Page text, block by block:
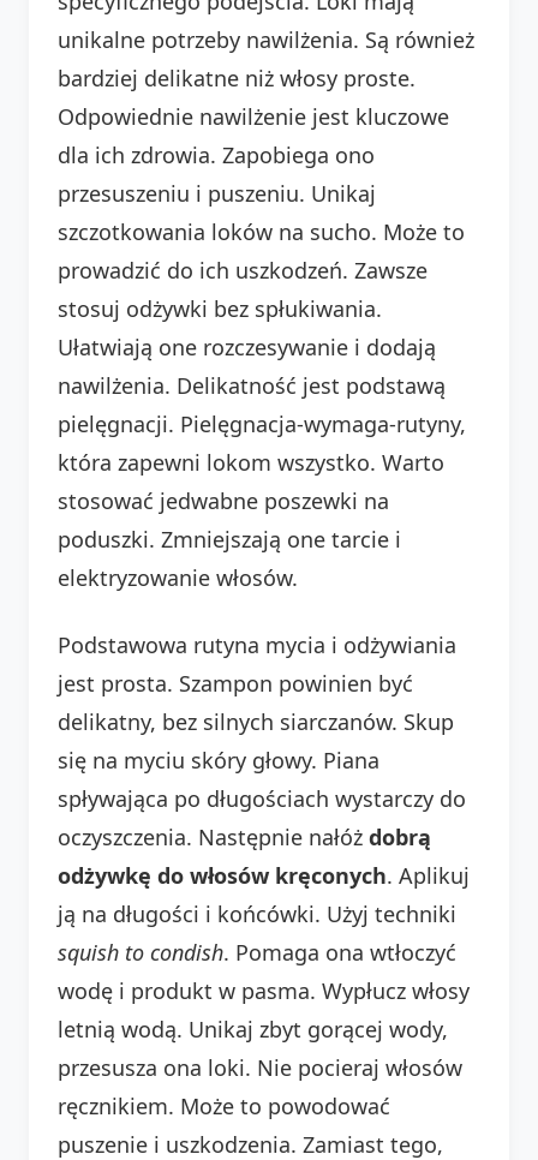
unikalne potrzeby nawilżenia. Są również
bardziej delikatne niż włosy proste.
Odpowiednie nawilżenie jest kluczowe
dla ich zdrowia. Zapobiega ono
przesuszeniu i puszeniu. Unikaj
szczotkowania loków na sucho. Może to
prowadzić do ich uszkodzeń. Zawsze
stosuj odżywki bez spłukiwania.
Ułatwiają one rozczesywanie i dodają
nawilżenia. Delikatność jest podstawą
pielęgnacji. Pielęgnacja-wymaga-rutyny,
która zapewni lokom wszystko. Warto
stosować jedwabne poszewki na
poduszki. Zmniejszają one tarcie i
elektryzowanie włosów.
Podstawowa rutyna mycia i odżywiania
jest prosta. Szampon powinien być
delikatny, bez silnych siarczanów. Skup
się na myciu skóry głowy. Piana
spływająca po długościach wystarczy do
oczyszczenia. Następnie nałóż dobrą
odżywkę do włosów kręconych. Aplikuj
ją na długości i końcówki. Użyj techniki
squish to condish. Pomaga ona wtłoczyć
wodę i produkt w pasma. Wypłucz włosy
letnią wodą. Unikaj zbyt gorącej wody,
przesusza ona loki. Nie pocieraj włosów
ręcznikiem. Może to powodować
puszenie i uszkodzenia. Zamiast tego,